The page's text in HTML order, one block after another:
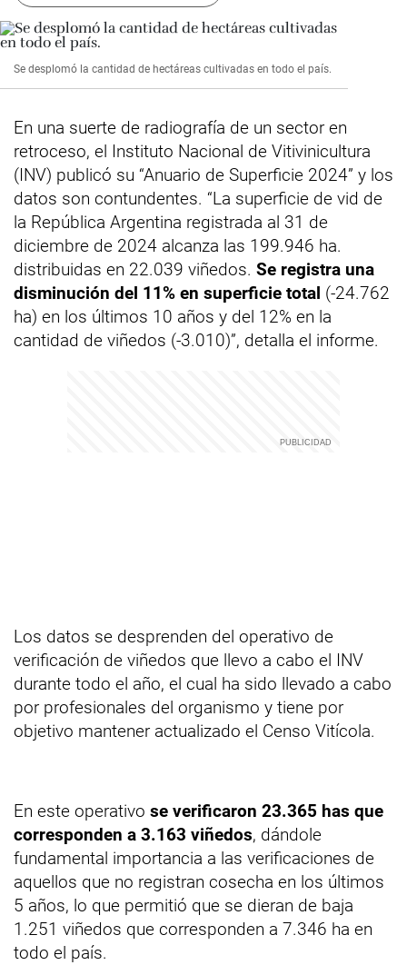
Se desplomó la cantidad de hectáreas cultivadas en todo el país.
En una suerte de radiografía de un sector en
retroceso, el Instituto Nacional de Vitivinicultura
(INV) publicó su “Anuario de Superficie 2024” y los
datos son contundentes. “La superficie de vid de
la República Argentina registrada al 31 de
diciembre de 2024 alcanza las 199.946 ha.
distribuidas en 22.039 viñedos. Se registra una
disminución del 11% en superficie total (-24.762
ha) en los últimos 10 años y del 12% en la
cantidad de viñedos (-3.010)”, detalla el informe.
Los datos se desprenden del operativo de
verificación de viñedos que llevo a cabo el INV
durante todo el año, el cual ha sido llevado a cabo
por profesionales del organismo y tiene por
objetivo mantener actualizado el Censo Vitícola.
En este operativo se verificaron 23.365 has que
corresponden a 3.163 viñedos, dándole
fundamental importancia a las verificaciones de
aquellos que no registran cosecha en los últimos
5 años, lo que permitió que se dieran de baja
1.251 viñedos que corresponden a 7.346 ha en
todo el país.